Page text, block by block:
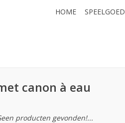
HOME SPEELGOED
canon à eau
producten gevonden!...